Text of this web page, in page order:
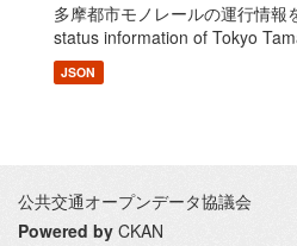
多摩都市モノレールの運行情報
status information of Tokyo
JSON
公共交通オープンデータ協議会
Powered by CKAN